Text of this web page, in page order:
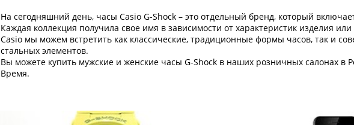
На сегодняшний день, часы Casio G-Shock – это отдельный бренд, который
Каждая коллекция получила свое имя в зависимости от характеристик изделия
Casio мы можем встретить как классические, традиционные формы часов, так и
стальных элементов.
Вы можете купить мужские и женские часы G-Shock в наших розничных салонах в
Время.